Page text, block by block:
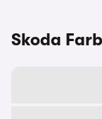
Skoda